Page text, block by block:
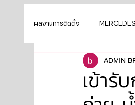
ผลงานการติดตั้ง
BENTLEY LEXUS
MAHLE
เข้ารั
ADMIN